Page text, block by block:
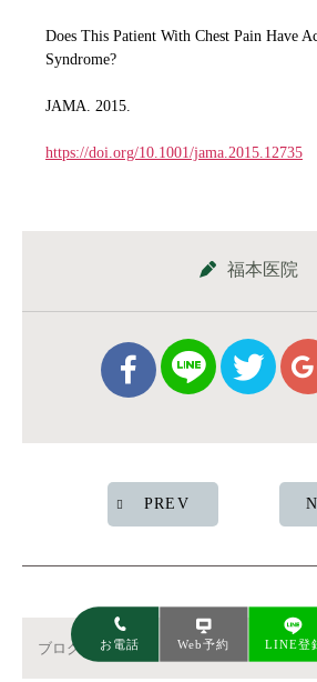
Does This Patient With Chest Pain Have
Syndrome?
JAMA. 2015.
https://doi.org/10.1001/jama.2015.12735
福本医院
PREV